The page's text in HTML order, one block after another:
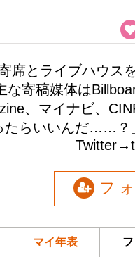
席とライブハウス
な寄稿媒体は
、マイナビ、
たらいいんだ……？
フ
マイ年表